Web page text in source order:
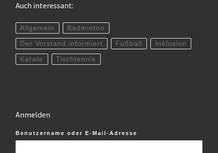
Auch interessant:
Allgemein Badminton
Der Vorstand informiert Fußball Inklusion
Karate Tischtennis
Anmelden
Benutzername oder E-Mail-Adresse